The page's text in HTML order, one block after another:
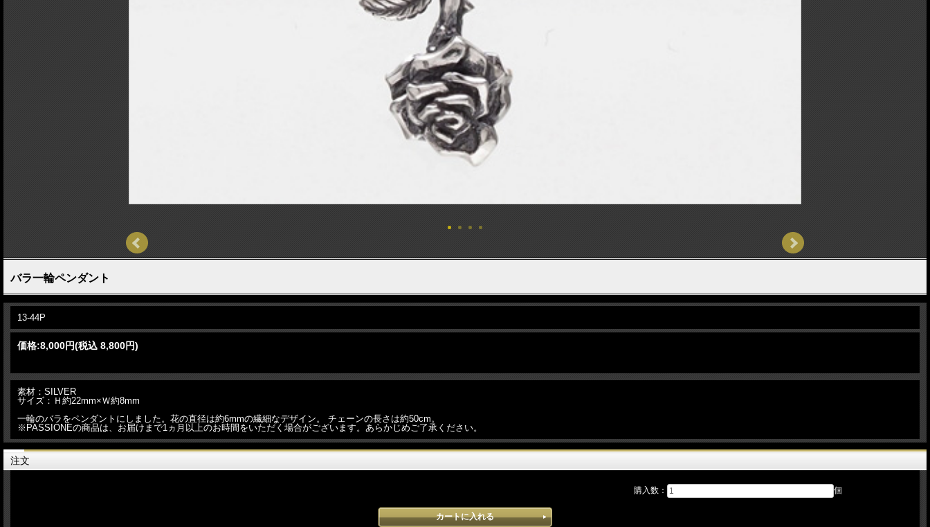
バラ一輪ペンダント
13-44P
価格:8,000円(税込 8,800円)
素材：SILVER
サイズ：Ｈ約22mm×Ｗ約8mm
一輪のバラをペンダントにしました。花の直径は約6mmの繊細なデザイン。 チェーンの長さは約50cm。
※PASSIONEの商品は、お届けまで1ヵ月以上のお時間をいただく場合がございます。あらかじめご了承ください。
注文
購入数： 個